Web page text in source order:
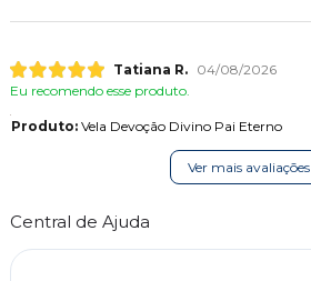
Tatiana R.
04/08/2026
Eu recomendo esse produto.
Produto:Vela Devoção Divino Pai Eterno
Ver mais avaliações
Central de Ajuda